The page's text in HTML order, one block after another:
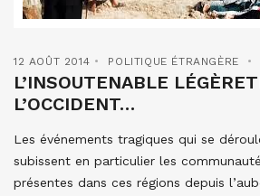
12 AOÛT 2014 POLITIQUE ÉTRANGÈRE
L’INSOUTENABLE
L’OCCIDENT…
Les événements tragiques qui se
subissent en particulier les
présentes dans ces régions depuis